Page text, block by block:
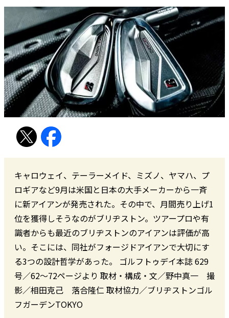
キャロウェイ、テーラーメイド、ミズノ、ヤマハ、プ
ロギアなど9月は米国と日本の大手メーカーから一斉
に新アイアンが発売された。その中で、月間売り上げ1
位を獲得しそうなのがブリヂストン。ツアープロや有
識者からも最近のブリヂストンのアイアンは評価が高
い。そこには、同社がフォージドアイアンで大切にす
る3つの設計哲学があった。 ゴルフトゥデイ本誌 629
号／62～72ページより 取材・構成・文／野中真一 撮
影／相田克己 落合隆仁 取材協力／ブリヂストンゴル
フガーデンTOKYO